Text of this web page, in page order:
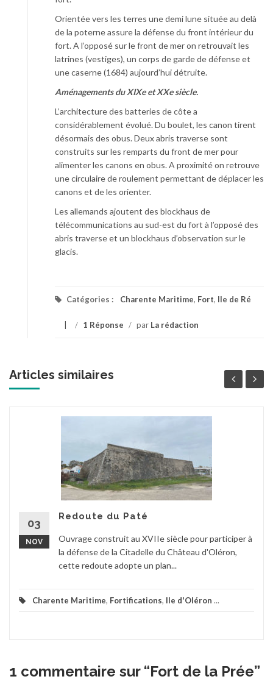
Orientée vers les terres une demi lune située au delà
de la poterne assure la défense du front intérieur du
fort. A l’opposé sur le front de mer on retrouvait les
latrines (vestiges), un corps de garde de défense et
une caserne (1684) aujourd’hui détruite.
Aménagements du XIXe et XXe siècle.
L’architecture des batteries de côte a
considérablement évolué. Du boulet, les canon tirent
désormais des obus. Deux abris traverse sont
construits sur les remparts du front de mer pour
alimenter les canons en obus. A proximité on retrouve
une circulaire de roulement permettant de déplacer les
canons et de les orienter.
Les allemands ajoutent des blockhaus de
télécommunications au sud-est du fort à l’opposé des
abris traverse et un blockhaus d’observation sur le
glacis.
Catégories : Charente Maritime, Fort, Ile de Ré
/ 1 Réponse / par La rédaction
Articles similaires
03
NOV
Redoute du Paté
Ouvrage construit au XVIIe siècle pour participer à
la défense de la Citadelle du Château d'Oléron,
cette redoute adopte un plan...
Charente Maritime, Fortifications, Ile d'Oléron ...
1 commentaire sur “Fort de la Prée”